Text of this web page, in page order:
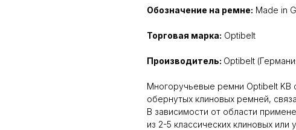
Обозначение на ремне: Made in
Торговая марка: Optibelt
Производитель: Optibelt
Многоручьевые ремни Optibelt KB
обернутых клиновых ремней,
В зависимости от области
из 2-5 классических клиновых или